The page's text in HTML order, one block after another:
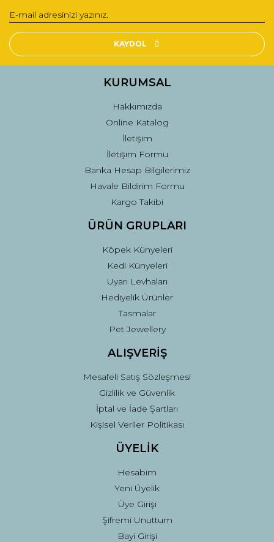
Ürün resmi kalitesiz, bozuk veya görüntülenemiyor.
Ürün açıklamasında eksik bilgiler bulunuyor.
Ürün fiyatı diğer sitelerden daha pahalı.
Gönder
KAYDOL
KURUMSAL
Hakkımızda
Online Katalog
İletişim
İletişim Formu
Banka Hesap Bilgilerimiz
Havale Bildirim Formu
Kargo Takibi
ÜRÜN GRUPLARI
Köpek Künyeleri
Kedi Künyeleri
Uyarı Levhaları
Hediyelik Ürünler
Tasmalar
Pet Jewellery
ALIŞVERİŞ
Mesafeli Satış Sözleşmesi
Gizlilik ve Güvenlik
İptal ve İade Şartları
Kişisel Veriler Politikası
ÜYELİK
Hesabım
Yeni Üyelik
Üye Girişi
Şifremi Unuttum
Bayi Girişi